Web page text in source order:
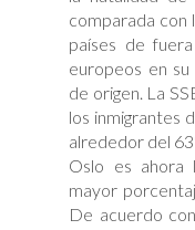
comparada con
países de
europeos en
de origen. La
los inmigrantes
alrededor del
Oslo es ahora
mayor
De acuerdo